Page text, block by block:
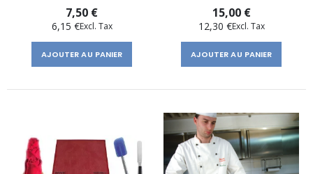
7,50 €
6,15 €
AJOUTER AU PANIER
15,00 €
12,30 €
AJOUTER AU PANIER